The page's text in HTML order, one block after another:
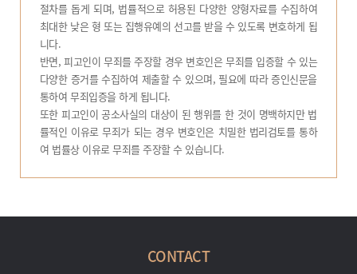
절차를 돕게 되며, 법률적으로 허용된 다양한 양형자료를 수집하여
최대한 낮은 형 또는 집행유예의 선고를 받을 수 있도록 변호하게 됩
니다.
반면, 피고인이 무죄를 주장할 경우 변호인은 무죄를 입증할 수 있는
다양한 증거를 수집하여 제출할 수 있으며, 필요에 따라 증인신문을
통하여 무죄입증을 하게 됩니다.
또한 피고인이 공소사실의 대상이 된 행위를 한 것이 명백하지만 법
률적인 이유로 무죄가 되는 경우 변호인은 치밀한 법리검토를 통하
여 법률상 이유로 무죄를 주장할 수 있습니다.
CONTACT